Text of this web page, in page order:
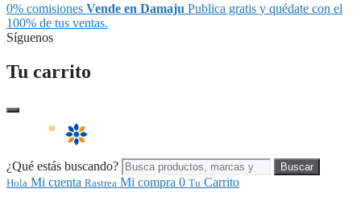
0% comisiones Vende en Damaju Publica gratis y quédate con el
100% de tus ventas.
Síguenos
Tu carrito
¿Qué estás buscando?
Buscar
Hola Mi cuenta Rastrea Mi compra 0 Tu Carrito